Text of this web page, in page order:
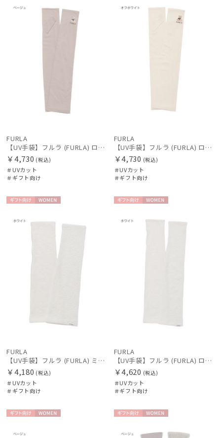
価格・割引率
販売状況
向け
FURLA
【UV手袋】フルラ (FURLA) ロング ＵＶ手袋 ハートベア 指無し
￥4,730 (税込)
＃UVカット
＃ギフト向け
向け
FURLA
【UV手袋】フルラ (FURLA) ロング ＵＶ手袋 ハートベア 指無し
￥4,730 (税込)
＃UVカット
＃ギフト向け
向け
FURLA
【UV手袋】フルラ (FURLA) ミディアム ＵＶ手袋 FURLAロゴ 指無し
￥4,180 (税込)
＃UVカット
＃ギフト向け
向け
N
FURLA
【UV手袋】フルラ (FURLA) ロング ＵＶ手袋 FURLAロゴ 指無し
￥4,620 (税込)
＃UVカット
＃ギフト向け
向け
向け
N